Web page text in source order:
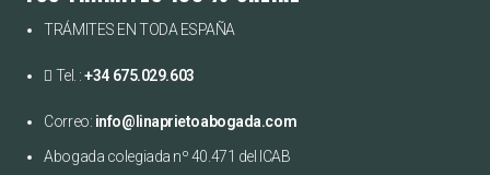
TRÁMITES EN TODA ESPAÑA
Tel. :+34 675.029.603
Correo: info@linaprietoabogada.com
Abogada colegiada nº 40.471 del ICAB